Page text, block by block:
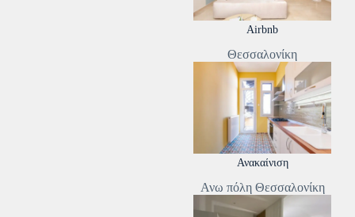
Airbnb
Θεσσαλονίκη
Ανακαίνιση
Ανω πόλη Θεσσαλονίκη